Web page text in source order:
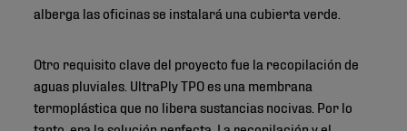
alberga las oficinas se instalará una cubierta verde.
Otro requisito clave del proyecto fue la recopilación de
aguas pluviales. UltraPly TPO es una membrana
termoplástica que no libera sustancias nocivas. Por lo